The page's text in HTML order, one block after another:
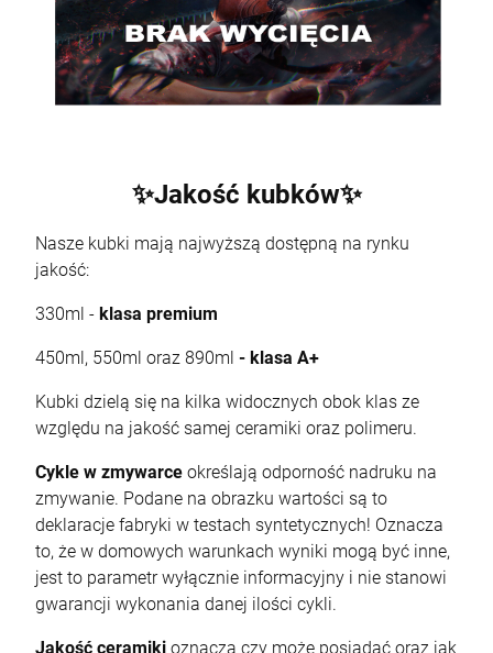
✨Jakość kubków✨
Nasze kubki mają najwyższą dostępną na rynku
jakość:
330ml - klasa premium
450ml, 550ml oraz 890ml - klasa A+
Kubki dzielą się na kilka widocznych obok klas ze
względu na jakość samej ceramiki oraz polimeru.
Cykle w zmywarce określają odporność nadruku na
zmywanie. Podane na obrazku wartości są to
deklaracje fabryki w testach syntetycznych! Oznacza
to, że w domowych warunkach wyniki mogą być inne,
jest to parametr wyłącznie informacyjny i nie stanowi
gwarancji wykonania danej ilości cykli.
Jakość ceramiki oznacza czy może posiadać oraz jak